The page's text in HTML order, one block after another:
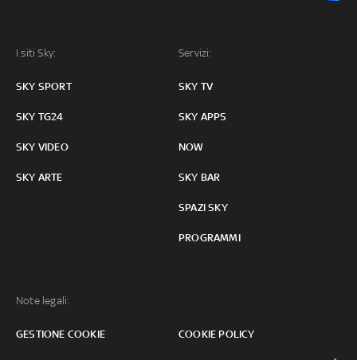
I siti Sky:
SKY SPORT
SKY TG24
SKY VIDEO
SKY ARTE
Servizi:
SKY TV
SKY APPS
NOW
SKY BAR
SPAZI SKY
PROGRAMMI
Note legali:
GESTIONE COOKIE COOKIE POLICY